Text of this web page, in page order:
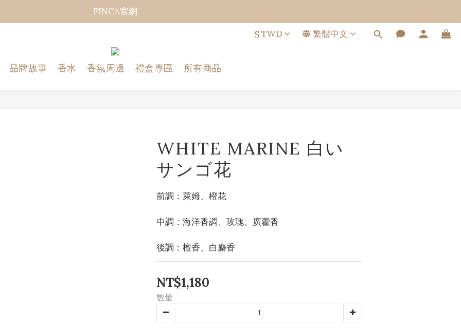
FINCA官網
$TWD 繁體中文
品牌故事 香水 香氛周邊 禮盒專區 所有商品
WHITE MARINE 白い
サンゴ花
前調：萊姆、橙花
中調：海洋香調、玫瑰、廣藿香
後調：檀香、白麝香
NT$1,180
數量